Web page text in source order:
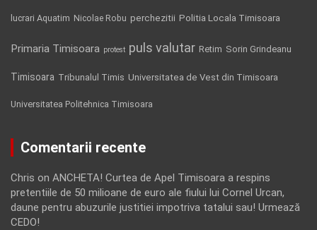
lucrari Aquatim Nicolae Robu perchezitii Politia Locala Timisoara
Primaria Timisoara protest puls valutar Retim Sorin Grindeanu
Timisoara Tribunalul Timis Universitatea de Vest din Timisoara
Universitatea Politehnica Timisoara
Comentarii recente
Chris on ANCHETA! Curtea de Apel Timisoara a respins
pretentiile de 50 milioane de euro ale fiului lui Cornel Urcan,
daune pentru abuzurile justitiei impotriva tatalui sau! Urmează
CEDO!